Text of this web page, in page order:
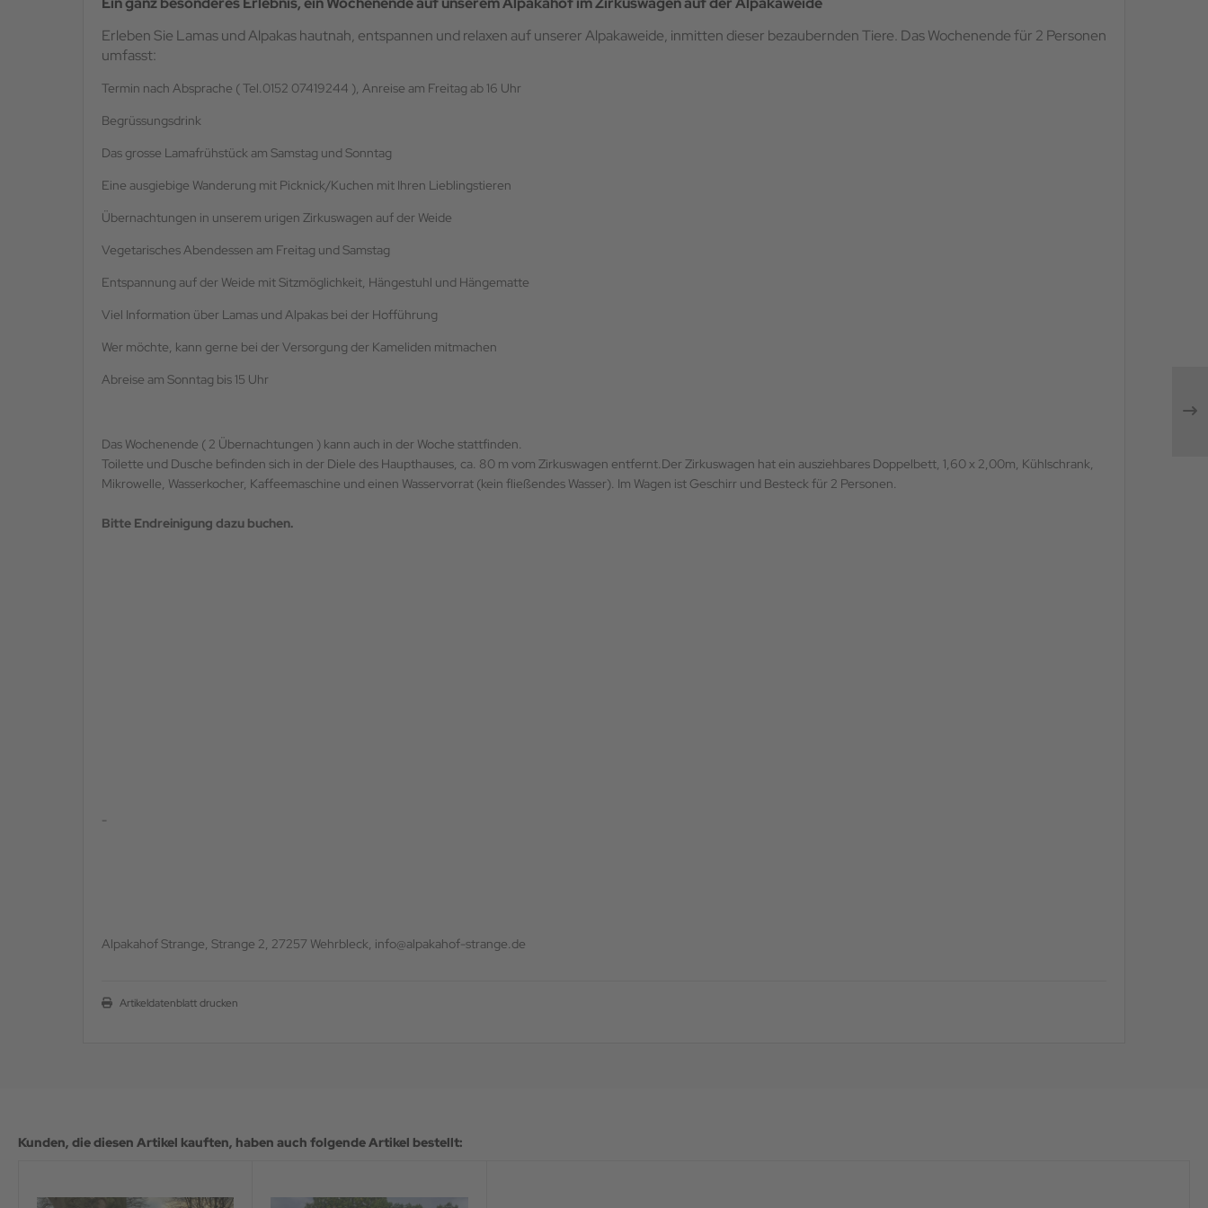
Erleben Sie Lamas und Alpakas hautnah, entspannen und relaxen auf unserer Alpakaweide, inmitten dieser bezaubernden Tiere. Das Wochenende für 2 Personen
umfasst:
Termin nach Absprache ( Tel.0152 07419244 ), Anreise am Freitag ab 16 Uhr
Begrüssungsdrink
Das grosse Lamafrühstück am Samstag und Sonntag
Eine ausgiebige Wanderung mit Picknick/Kuchen mit Ihren Lieblingstieren
Übernachtungen in unserem urigen Zirkuswagen auf der Weide
Vegetarisches Abendessen am Freitag und Samstag
Entspannung auf der Weide mit Sitzmöglichkeit, Hängestuhl und Hängematte
Viel Information über Lamas und Alpakas bei der Hofführung
Wer möchte, kann gerne bei der Versorgung der Kameliden mitmachen
Abreise am Sonntag bis 15 Uhr
Das Wochenende ( 2 Übernachtungen ) kann auch in der Woche stattfinden.
Toilette und Dusche befinden sich in der Diele des Haupthauses, ca. 80 m vom Zirkuswagen entfernt.Der Zirkuswagen hat ein ausziehbares Doppelbett, 1,60 x 2,00m, Kühlschrank,
Mikrowelle, Wasserkocher, Kaffeemaschine und einen Wasservorrat (kein fließendes Wasser). Im Wagen ist Geschirr und Besteck für 2 Personen.
Bitte Endreinigung dazu buchen.
-
Alpakahof Strange, Strange 2, 27257 Wehrbleck, info@alpakahof-strange.de
Artikeldatenblatt drucken
Kunden, die diesen Artikel kauften, haben auch folgende Artikel bestellt: